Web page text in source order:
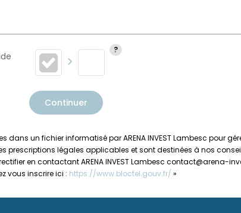
Continuer
dans un fichier informatisé par ARENA INVEST Lambesc pour
légales applicables et sont destinées à nos
en contactant ARENA INVEST Lambesc contact@arena-
vous inscrire ici : https://www.bloctel.gouv.fr/ »